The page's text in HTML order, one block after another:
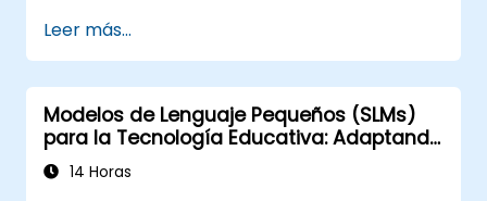
Desarrollar estrategias para desplegar
SLM en sistemas de gestión urbana.
Evaluar el impacto de los SLM en la
planificación urbana y las soluciones para
ciudades inteligentes.
Leer más...
Modelos de Lenguaje Pequeños (SLMs)
para la Tecnología Educativa: Adaptando
la IA para el Aprendizaje y el Desarrollo
14 Horas